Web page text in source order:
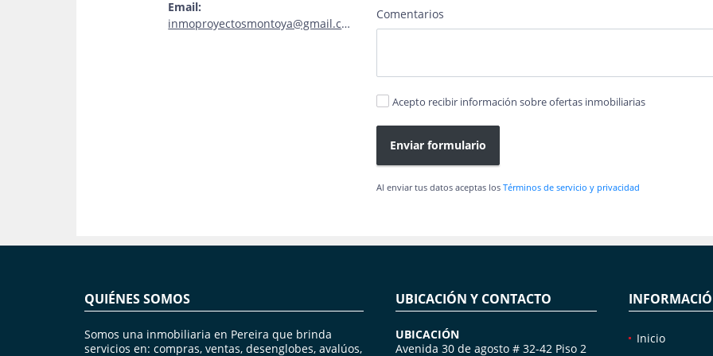
Email:
inmoproyectosmontoya@gmail.com
Comentarios
Acepto recibir información sobre ofertas inmobiliarias
Enviar formulario
Al enviar tus datos aceptas losTérminos de servicio y privacidad
QUIÉNES SOMOS
Somos una inmobiliaria en Pereira que brinda
servicios en: compras, ventas, desenglobes, avalúos,
UBICACIÓN Y CONTACTO
UBICACIÓN
Avenida 30 de agosto # 32-42 Piso 2
Inicio